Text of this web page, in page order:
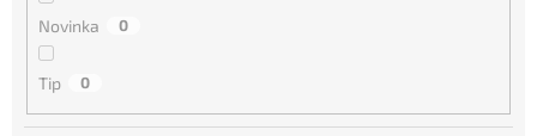
Novinka 0
Tip 0